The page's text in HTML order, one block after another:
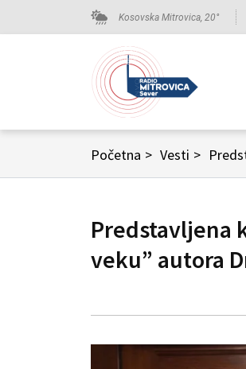
Kosovska Mitrovica, 20°
Početna > Vesti >
Predstavljena
veku” autora